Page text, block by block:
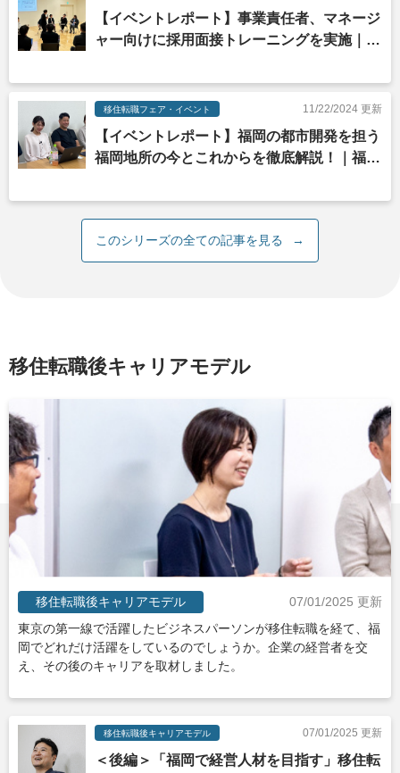
【イベントレポート】事業責任者、マネージ
ャー向けに採用面接トレーニングを実施｜再
移住転職フェア・イベント 11/22/2024 更新
【イベントレポート】福岡の都市開発を担う
福岡地所の今とこれからを徹底解説！｜福岡
このシリーズの全ての記事を見る →
移住転職後キャリアモデル
東京の第一線で活躍したビジネスパーソンが移住転職を経て、福
岡でどれだけ活躍をしているのでしょうか。企業の経営者を交
え、その後のキャリアを取材しました。
移住転職後キャリアモデル 07/01/2025 更新
移住転職後キャリアモデル 07/01/2025 更新
＜後編＞「福岡で経営人材を目指す」移住転